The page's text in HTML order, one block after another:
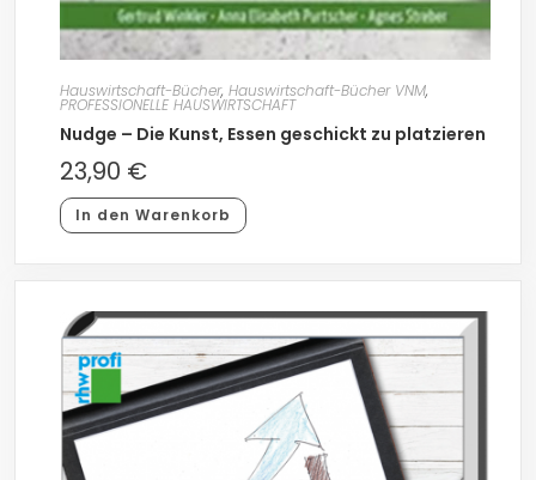
Hauswirtschaft-Bücher, Hauswirtschaft-Bücher VNM,
PROFESSIONELLE HAUSWIRTSCHAFT
Nudge – Die Kunst, Essen geschickt zu platzieren
23,90 €
In den Warenkorb